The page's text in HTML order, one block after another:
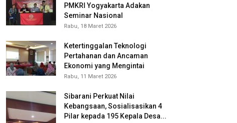
PMKRI Yogyakarta Adakan
Seminar Nasional
Rabu, 18 Maret 2026
Ketertinggalan Teknologi
Pertahanan dan Ancaman
Ekonomi yang Mengintai
Rabu, 11 Maret 2026
Sibarani Perkuat Nilai
Kebangsaan, Sosialisasikan 4
Pilar kepada 195 Kepala Desa...